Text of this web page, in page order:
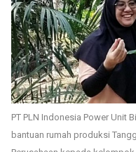
PT PLN Indonesia Power Unit
bantuan rumah produksi